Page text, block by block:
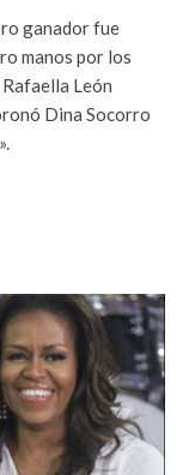
ganador fue
manos por los
León
Dina Socorro